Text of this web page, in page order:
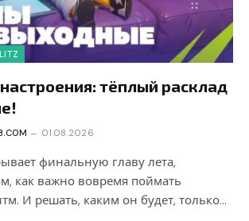
тёплый расклад
01.08.2026
финальную главу лета,
как важно вовремя поймать
И решать, каким он будет, только…